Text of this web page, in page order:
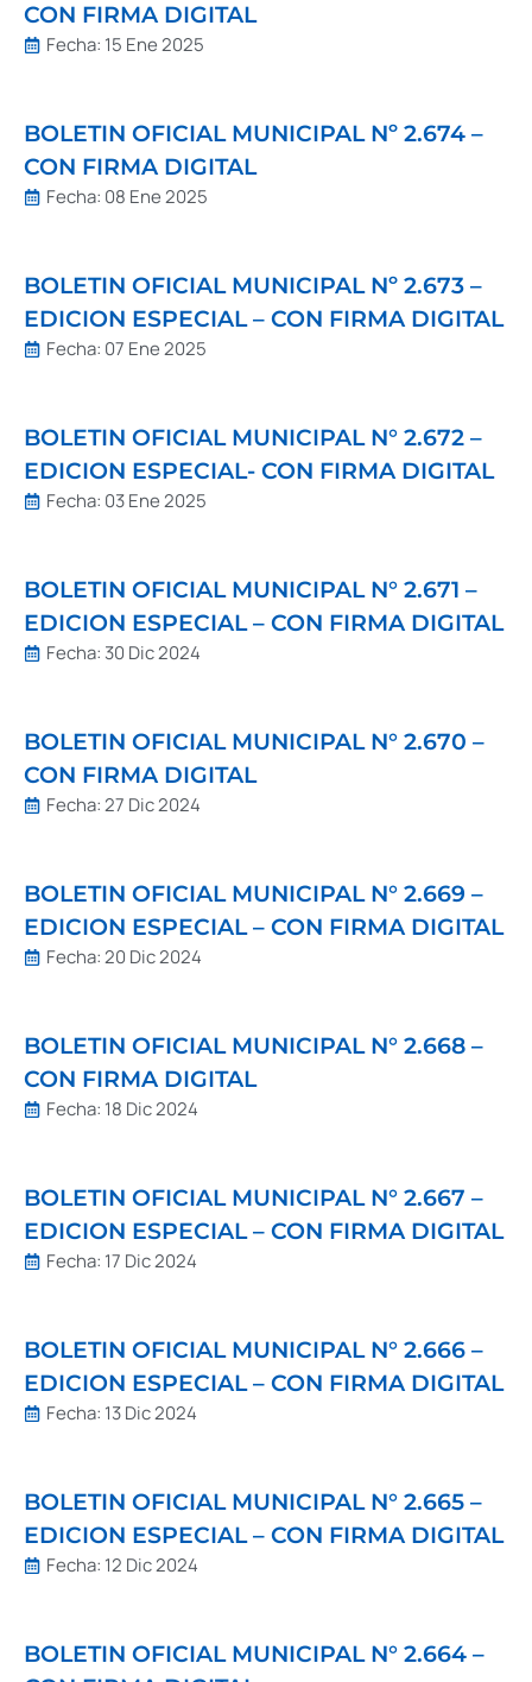
CON FIRMA DIGITAL
Fecha: 15 Ene 2025
BOLETIN OFICIAL MUNICIPAL Nº 2.674 –
CON FIRMA DIGITAL
Fecha: 08 Ene 2025
BOLETIN OFICIAL MUNICIPAL Nº 2.673 –
EDICION ESPECIAL – CON FIRMA DIGITAL
Fecha: 07 Ene 2025
BOLETIN OFICIAL MUNICIPAL N° 2.672 –
EDICION ESPECIAL- CON FIRMA DIGITAL
Fecha: 03 Ene 2025
BOLETIN OFICIAL MUNICIPAL N° 2.671 –
EDICION ESPECIAL – CON FIRMA DIGITAL
Fecha: 30 Dic 2024
BOLETIN OFICIAL MUNICIPAL N° 2.670 –
CON FIRMA DIGITAL
Fecha:27 Dic 2024
BOLETIN OFICIAL MUNICIPAL N° 2.669 –
EDICION ESPECIAL – CON FIRMA DIGITAL
Fecha:20 Dic 2024
BOLETIN OFICIAL MUNICIPAL N° 2.668 –
CON FIRMA DIGITAL
Fecha: 18 Dic 2024
BOLETIN OFICIAL MUNICIPAL N° 2.667 –
EDICION ESPECIAL – CON FIRMA DIGITAL
Fecha: 17 Dic 2024
BOLETIN OFICIAL MUNICIPAL N° 2.666 –
EDICION ESPECIAL – CON FIRMA DIGITAL
Fecha: 13 Dic 2024
BOLETIN OFICIAL MUNICIPAL N° 2.665 –
EDICION ESPECIAL – CON FIRMA DIGITAL
Fecha: 12 Dic 2024
BOLETIN OFICIAL MUNICIPAL N° 2.664 –